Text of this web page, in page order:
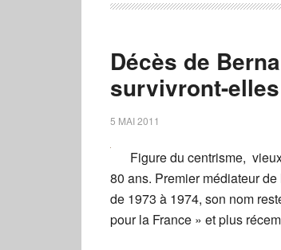
Décès de
survivront-
5 MAI 2011
Figure du centrisme,
80 ans. Premier médiateur
de 1973 à 1974, son nom
pour la France » et plus